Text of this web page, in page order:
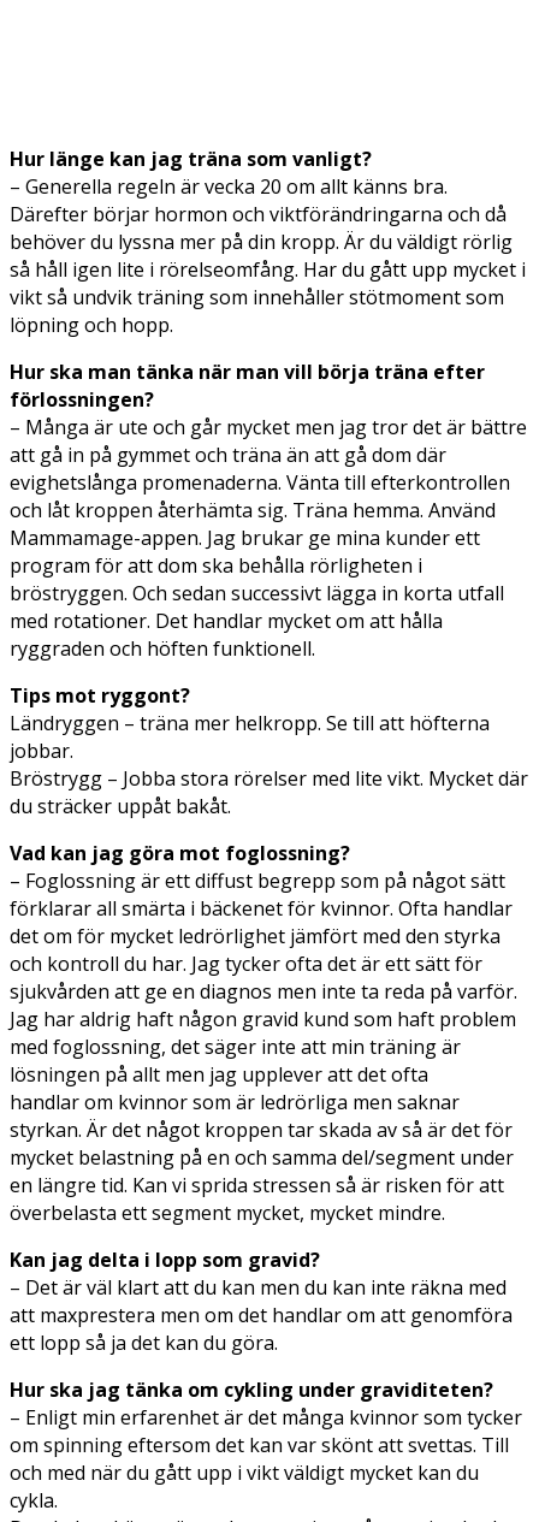
Hur länge kan jag träna som vanligt?
– Generella regeln är vecka 20 om allt känns bra.
Därefter börjar hormon och viktförändringarna och då
behöver du lyssna mer på din kropp. Är du väldigt rörlig
så håll igen lite i rörelseomfång. Har du gått upp mycket i
vikt så undvik träning som innehåller stötmoment som
löpning och hopp.
Hur ska man tänka när man vill börja träna efter
förlossningen?
– Många är ute och går mycket men jag tror det är bättre
att gå in på gymmet och träna än att gå dom där
evighetslånga promenaderna. Vänta till efterkontrollen
och låt kroppen återhämta sig. Träna hemma. Använd
Mammamage-appen. Jag brukar ge mina kunder ett
program för att dom ska behålla rörligheten i
bröstryggen. Och sedan successivt lägga in korta utfall
med rotationer. Det handlar mycket om att hålla
ryggraden och höften funktionell.
Tips mot ryggont?
Ländryggen – träna mer helkropp. Se till att höfterna
jobbar.
Bröstrygg – Jobba stora rörelser med lite vikt. Mycket där
du sträcker uppåt bakåt.
Vad kan jag göra mot foglossning?
– Foglossning är ett diffust begrepp som på något sätt
förklarar all smärta i bäckenet för kvinnor. Ofta handlar
det om för mycket ledrörlighet jämfört med den styrka
och kontroll du har. Jag tycker ofta det är ett sätt för
sjukvården att ge en diagnos men inte ta reda på varför.
Jag har aldrig haft någon gravid kund som haft problem
med foglossning, det säger inte att min träning är
lösningen på allt men jag upplever att det ofta
handlar om kvinnor som är ledrörliga men saknar
styrkan. Är det något kroppen tar skada av så är det för
mycket belastning på en och samma del/segment under
en längre tid. Kan vi sprida stressen så är risken för att
överbelasta ett segment mycket, mycket mindre.
Kan jag delta i lopp som gravid?
– Det är väl klart att du kan men du kan inte räkna med
att maxprestera men om det handlar om att genomföra
ett lopp så ja det kan du göra.
Hur ska jag tänka om cykling under graviditeten?
– Enligt min erfarenhet är det många kvinnor som tycker
om spinning eftersom det kan var skönt att svettas. Till
och med när du gått upp i vikt väldigt mycket kan du
cykla.